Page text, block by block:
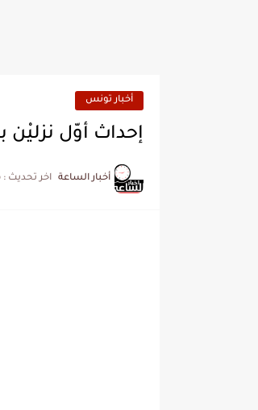
أخبار تونس
إحداث أوّل
أخبار الساعة اخر تحديث :